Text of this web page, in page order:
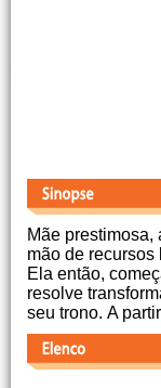
Mãe
mão de recursos
Ela então,
resolve
seu trono. A